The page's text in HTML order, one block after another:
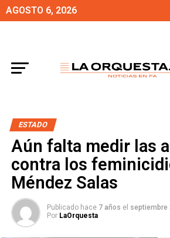
AGOSTO 6, 2026
ESTADO
Aún falta medir las
contra los
Méndez Salas
Publicado hace 7 años el septiembre
Por LaOrquesta